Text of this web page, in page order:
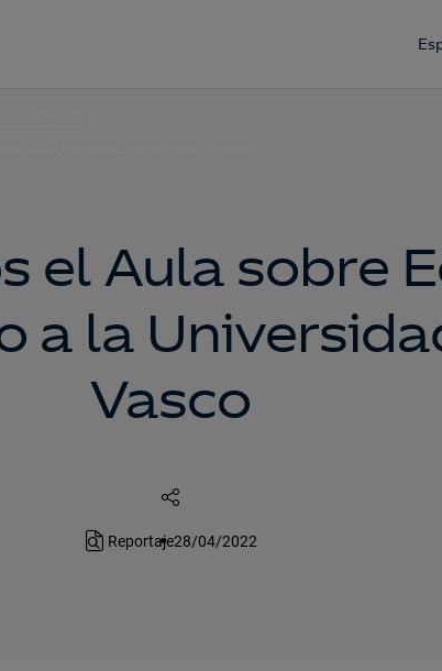
el Aula sobre
a la
Vasco
Reportaje28/04/2022